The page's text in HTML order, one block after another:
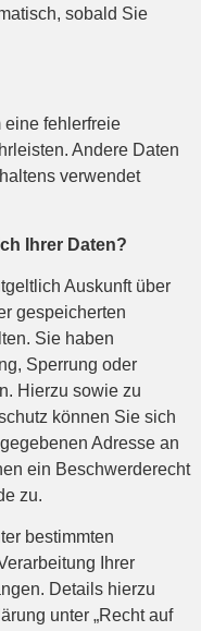
sobald Sie
eine fehlerfreie
Andere Daten
verwendet
Ihrer Daten?
Auskunft über
gespeicherten
Sie haben
Sperrung oder
Hierzu sowie zu
können Sie sich
Adresse an
ein Beschwerderecht
zu.
bestimmten
Ihrer
Details hierzu
unter „Recht auf